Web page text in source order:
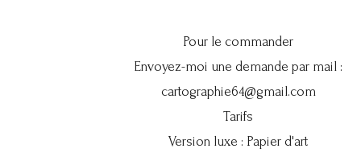
Pour le commander
Envoyez-moi une demande par mail :
cartographie64@gmail.com
Tarifs
Version luxe : Papier d'art